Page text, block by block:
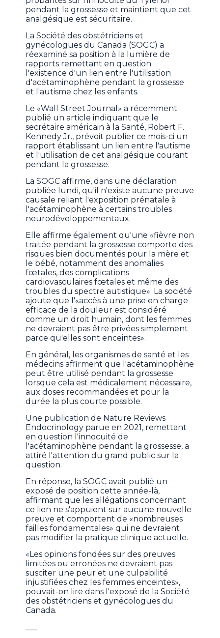
pendant la grossesse et maintient que cet
analgésique est sécuritaire.
La Société des obstétriciens et
gynécologues du Canada (SOGC) a
réexaminé sa position à la lumière de
rapports remettant en question
l'existence d'un lien entre l'utilisation
d'acétaminophène pendant la grossesse
et l'autisme chez les enfants.
Le «Wall Street Journal» a récemment
publié un article indiquant que le
secrétaire américain à la Santé, Robert F.
Kennedy Jr., prévoit publier ce mois-ci un
rapport établissant un lien entre l'autisme
et l'utilisation de cet analgésique courant
pendant la grossesse.
La SOGC affirme, dans une déclaration
publiée lundi, qu'il n'existe aucune preuve
causale reliant l'exposition prénatale à
l'acétaminophène à certains troubles
neurodéveloppementaux.
Elle affirme également qu'une «fièvre non
traitée pendant la grossesse comporte des
risques bien documentés pour la mère et
le bébé, notamment des anomalies
fœtales, des complications
cardiovasculaires fœtales et même des
troubles du spectre autistique». La société
ajoute que l'«accès à une prise en charge
efficace de la douleur est considéré
comme un droit humain, dont les femmes
ne devraient pas être privées simplement
parce qu'elles sont enceintes».
En général, les organismes de santé et les
médecins affirment que l'acétaminophène
peut être utilisé pendant la grossesse
lorsque cela est médicalement nécessaire,
aux doses recommandées et pour la
durée la plus courte possible.
Une publication de Nature Reviews
Endocrinology parue en 2021, remettant
en question l'innocuité de
l'acétaminophène pendant la grossesse, a
attiré l'attention du grand public sur la
question.
En réponse, la SOGC avait publié un
exposé de position cette année-là,
affirmant que les allégations concernant
ce lien ne s'appuient sur aucune nouvelle
preuve et comportent de «nombreuses
failles fondamentales» qui ne devraient
pas modifier la pratique clinique actuelle.
«Les opinions fondées sur des preuves
limitées ou erronées ne devraient pas
susciter une peur et une culpabilité
injustifiées chez les femmes enceintes»,
pouvait-on lire dans l'exposé de la Société
des obstétriciens et gynécologues du
Canada.